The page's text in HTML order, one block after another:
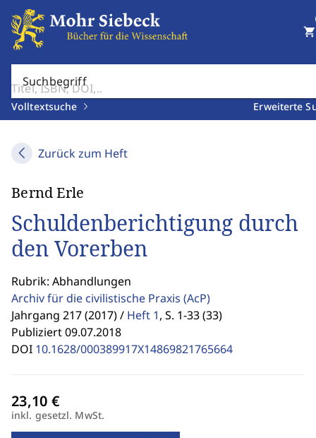
Suchbegriff
Volltextsuche Erweiterte
shopping_cart
Zurück zum Heft
Bernd Erle
Schuldenberichtigung durch
den Vorerben
Rubrik: Abhandlungen
Archiv für die civilistische Praxis (AcP)
Jahrgang 217 (2017) / Heft 1, S. 1-33 (33)
Publiziert 09.07.2018
DOI 10.1628/000389917X14869821765664
inkl. gesetzl. MwSt.